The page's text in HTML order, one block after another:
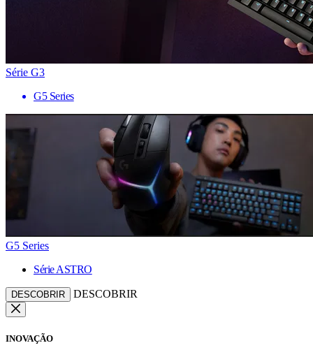
Série G3
G5 Series
G5 Series
Série ASTRO
DESCOBRIR DESCOBRIR
INOVAÇÃO